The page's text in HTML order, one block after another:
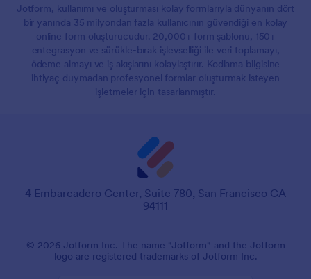
Jotform, kullanımı ve oluşturması kolay formlarıyla dünyanın dört
bir yanında 35 milyondan fazla kullanıcının güvendiği en kolay
online form oluşturucudur. 20,000+ form şablonu, 150+
entegrasyon ve sürükle-bırak işlevselliği ile veri toplamayı,
ödeme almayı ve iş akışlarını kolaylaştırır. Kodlama bilgisine
ihtiyaç duymadan profesyonel formlar oluşturmak isteyen
işletmeler için tasarlanmıştır.
4 Embarcadero Center, Suite 780, San Francisco CA
94111
© 2026 Jotform Inc. The name "Jotform" and the Jotform
logo are registered trademarks of Jotform Inc.